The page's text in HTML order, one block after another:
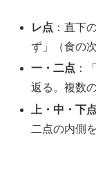
レ点 ：直下
ず」（食の
一・二点 ：
返る。複数
上・中・下点
二点の内側